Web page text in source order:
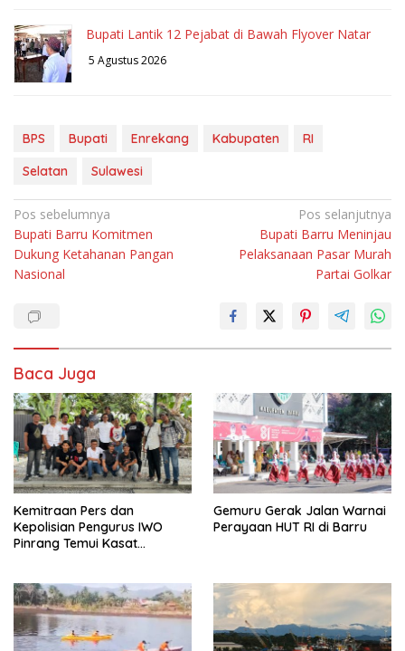
Bupati Lantik 12 Pejabat di Bawah Flyover Natar
5 Agustus 2026
BPS Bupati Enrekang Kabupaten
RI
Selatan
Sulawesi
Navigasi
pos
Pos sebelumnya
Bupati Barru Komitmen
Dukung Ketahanan Pangan
Nasional
Pos selanjutnya
Bupati Barru Meninjau
Pelaksanaan Pasar Murah
Partai Golkar
Baca Juga
Kemitraan Pers dan
Kepolisian Pengurus IWO
Pinrang Temui Kasat
Gemuru Gerak Jalan Warnai
Perayaan HUT RI di Barru